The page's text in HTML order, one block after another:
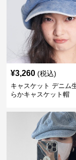
¥3,260 (税込)
キャスケット デニム
らかキャスケット帽